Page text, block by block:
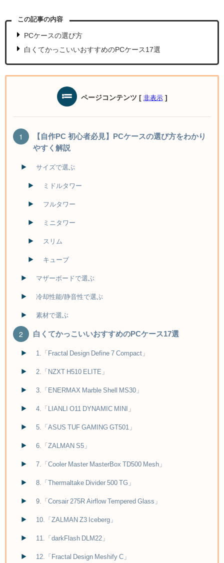
この記事の内容
PCケースの選び方
白くてかっこいいおすすめのPCケース17選
ページコンテンツ [ 非表示 ]
【自作PC 初心者必見】PCケースの選び方をわかり
やすく解説
サイズで選ぶ
ミドルタワー
フルタワー
ミニタワー
スリム
キューブ
マザーボードで選ぶ
冷却性能/静音性で選ぶ
素材で選ぶ
白くてかっこいいおすすめのPCケース17選
1.「Fractal Design Define 7 Compact」
2.「NZXT H510 ELITE」
3.「ENERMAX Marble Shell MS30」
4.「LIANLI O11 DYNAMIC MINI」
5.「ASUS TUF GAMING GT501」
6.「ZALMAN S5」
7.「Cooler Master MasterBox TD500 Mesh」
8.「Thermaltake Divider 500 TG」
9.「Corsair 275R Airflow Tempered Glass」
10.「ZALMAN Z3 Iceberg」
11.「darkFlash DLM22」
12.「Fractal Design Meshify C」